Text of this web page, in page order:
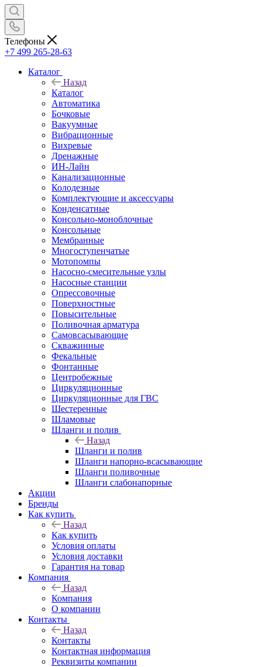
Телефоны
+7 499 265-28-63
Каталог
Назад
Каталог
Автоматика
Бочковые
Вакуумные
Вибрационные
Вихревые
Дренажные
ИН-Лайн
Канализационные
Колодезные
Комплектующие и аксессуары
Конденсатные
Консольно-моноблочные
Консольные
Мембранные
Многоступенчатые
Мотопомпы
Насосно-смесительные узлы
Насосные станции
Опрессовочные
Поверхностные
Повысительные
Поливочная арматура
Самовсасывающие
Скважинные
Фекальные
Фонтанные
Центробежные
Циркуляционные
Циркуляционные для ГВС
Шестеренные
Шламовые
Шланги и полив
Назад
Шланги и полив
Шланги напорно-всасывающие
Шланги поливочные
Шланги слабонапорные
Акции
Бренды
Как купить
Назад
Как купить
Условия оплаты
Условия доставки
Гарантия на товар
Компания
Назад
Компания
О компании
Контакты
Назад
Контакты
Контактная информация
Реквизиты компании